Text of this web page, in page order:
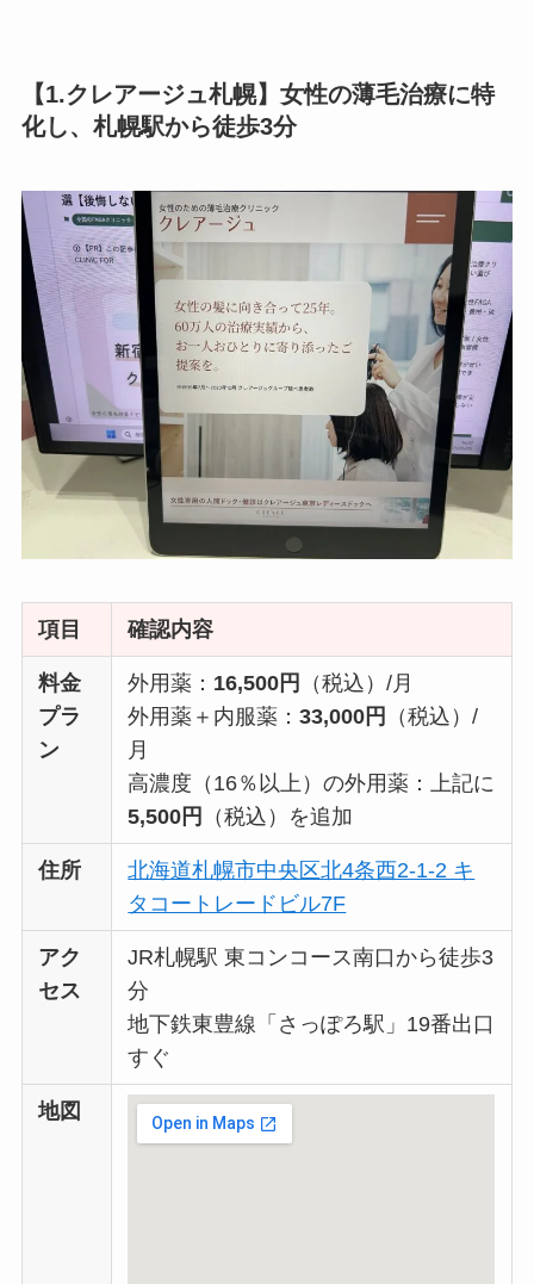
【1.クレアージュ札幌】女性の薄毛治療に特
化し、札幌駅から徒歩3分
項目 確認内容
料金
プラ
ン
外用薬： 16,500円
（税込）/月
外用薬＋内服薬：33,000円
（税込）/
月
高濃度（16％以上）の外用薬：上記に
5,500円
（税込）を追加
住所
北海道札幌市中央区北4条西2-1-2 キ
タコートレードビル7F
アク
セス
JR札幌駅 東コンコース南口から徒歩3
分
地下鉄東豊線「さっぽろ駅」19番出口
すぐ
地図